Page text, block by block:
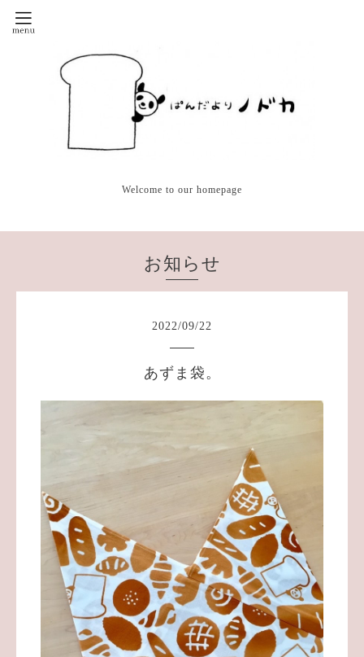
Welcome to our homepage
お知らせ
2022/09/22
あずま袋。